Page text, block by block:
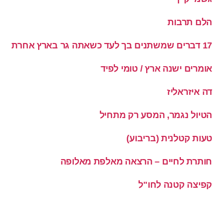
הלם תרבות
17 דברים שמשתנים בך לעד כשאתה גר בארץ אחרת
אומרים ישנה ארץ / טומי לפיד
דה איזראליז
הטיול נגמר, המסע רק מתחיל
טעות קטלנית (בריבוע)
חותרת לחיים – הרצאה מאלפת מאלופה
קפיצה קטנה לחו"ל